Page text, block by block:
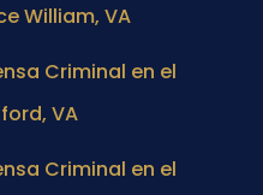
William, VA
Criminal en el
VA
Criminal en el